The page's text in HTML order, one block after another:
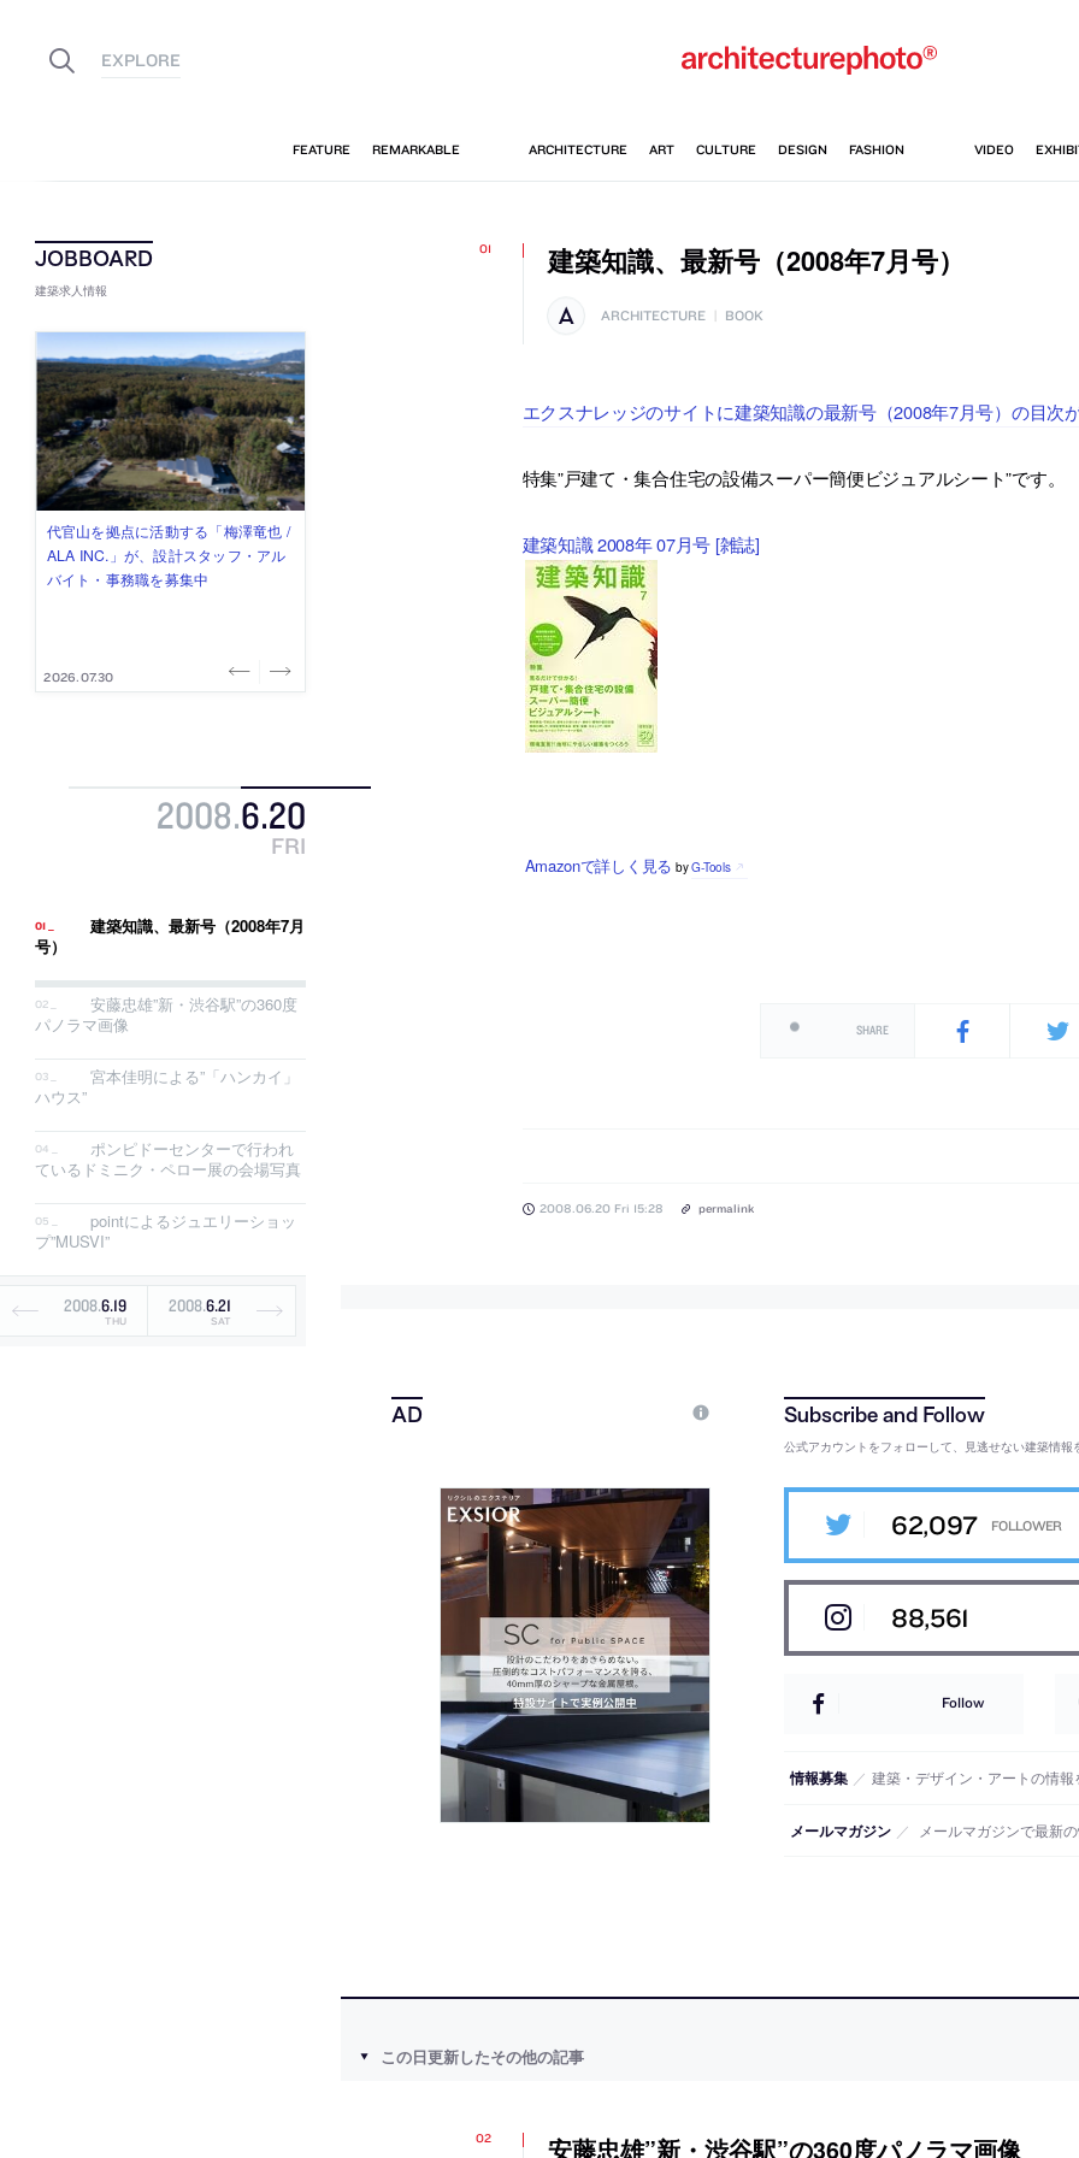
建築求人情報
佐々木慧が主宰する「axonometric株
式会社」が、設計スタッフ（経験
者・既卒・2027年新卒）を募集中
2026.08.07
古民家を軸に全国で“価値循環の仕組
み”を作り、リモートワーク主体の働
き方を実践する「株式会社つぎと」
2026.08.03
リノベる株式会社が、設計パートナ
ー (業務委託) を募集中
2026.08.03
社会への影響力のある建築を手掛
け、スタッフ同士で助け合う環境づ
くりも行う「E.A.S.T.architects」
2026.07.31
代官山を拠点に活動する「梅澤竜也 /
ALA INC.」が、設計スタッフ・アル
バイト・事務職を募集中
2026.07.30
2008.6.20
FRI
建築知識、最新号（2008年7月
号）
安藤忠雄”新・渋谷駅”の360度
パノラマ画像
宮本佳明による”「ハンカイ」
ハウス”
ポンピドーセンターで行われ
ているドミニク・ペロー展の会場写真
pointによるジュエリーショッ
プ”MUSVI”
2008.6.19
THU
2008.6.21
SAT
建築知識、最新号（2008年7月号）
ARCHITECTURE BOOK
エクスナレッジのサイトに建築知識の最新号（2008年7月号）の目次
特集”戸建て・集合住宅の設備スーパー簡便ビジュアルシート”です。
建築知識 2008年 07月号 [雑誌]
Amazonで詳しく見る byG-Tools
SHARE
2008.06.20 Fri 15:28 permalink
公式アカウントをフォローして、見逃せない建築情報
62,097
88,561
Follow
情報募集 ／ 建築・デザイン・アートの情報
メールマガジン ／ メールマガジンで最新
この日更新したその他の記事
安藤忠雄”新・渋谷駅”の360度パノラマ画像